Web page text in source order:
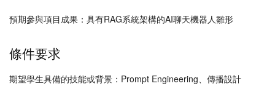
預期參與項目成果：具有RAG系統架構的AI聊天機器人雛形
條件要求
期望學生具備的技能或背景：Prompt Engineering、傳播設計